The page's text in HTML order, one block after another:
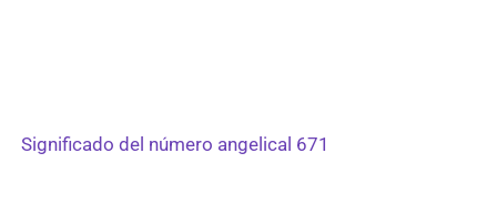
Significado del número angelical 671